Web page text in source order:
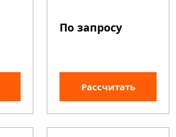
По запросу
Рассчитать